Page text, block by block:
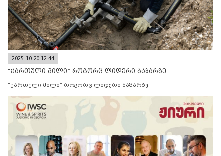
2025-10-20 12:44
“ქართული მილი” როგორც ლიდერი ბაზარზე
“ქართული მილი” როგორც ლიდერი ბაზარზე